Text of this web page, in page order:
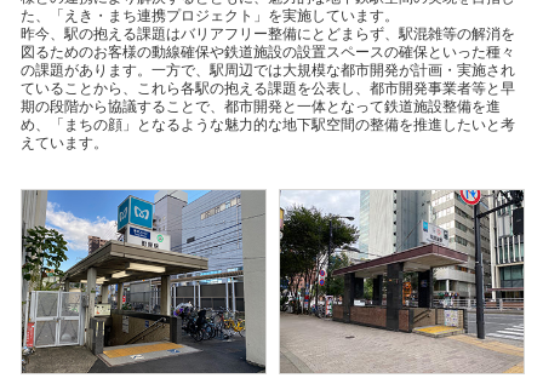
た、「えき・まち連携プロジェクト」を実施しています。
昨今、駅の抱える課題はバリアフリー整備にとどまらず、駅混雑等の解消を
図るためのお客様の動線確保や鉄道施設の設置スペースの確保といった種々
の課題があります。一方で、駅周辺では大規模な都市開発が計画・実施され
ていることから、これら各駅の抱える課題を公表し、都市開発事業者等と早
期の段階から協議することで、都市開発と一体となって鉄道施設整備を進
め、「まちの顔」となるような魅力的な地下駅空間の整備を推進したいと考
えています。